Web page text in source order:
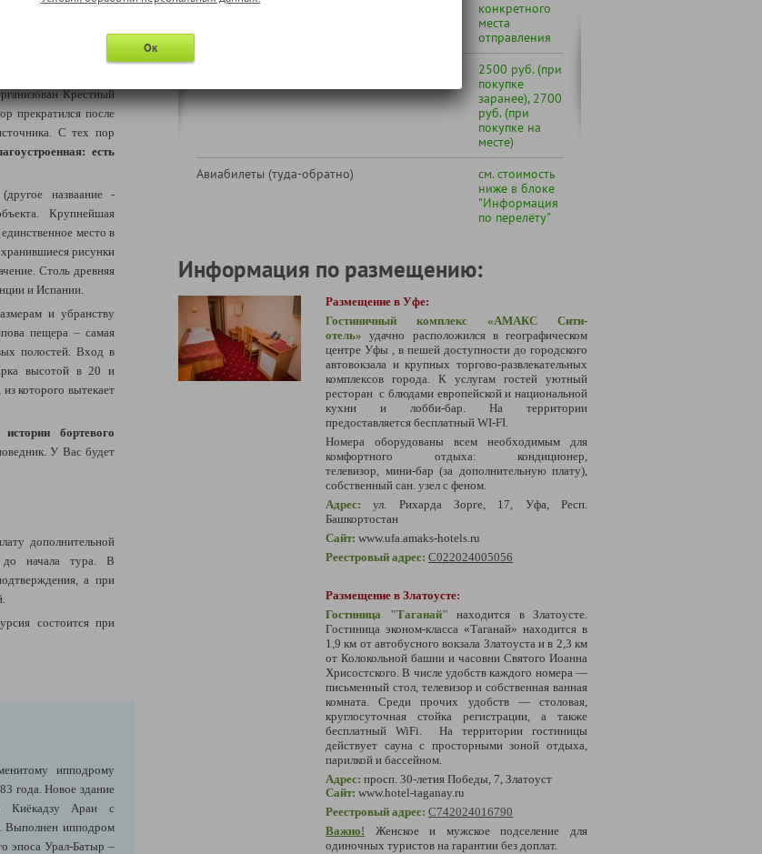
XIX века, в
косила всех подряд.
Крестный
прекратился после
С тех пор
есть
(другое назваание -
Крупнейшая
место в
рисунки
Столь древняя
и Испании.
и убранству
пещера – самая
полостей. Вход в
высотой в 20 и
которого вытекает
бортевого
У Вас будет
дополнительной
до начала тура. В
а при
состоится при
ипподрому
года. Новое здание
Киёкадзу Араи с
Выполнен ипподром
эпоса Урал-Батыр –
обслуживанию")
конкретного
места
отправления
2500 руб. (при
покупке
заранее), 2700
руб. (при
покупке на
месте)
Авиабилеты (туда-обратно)
см. стоимость
ниже в блоке
"Информация
по перелёту"
Информация по размещению:
Размещение в Уфе:
Гостиничный комплекс
«АМАКС Сити-
отель»
удачно расположился в географическом
центре Уфы , в пешей доступности до городского
автовокзала и крупных торгово-развлекательных
комплексов города. К услугам гостей уютный
ресторан с блюдами европейской и национальной
кухни и лобби-бар. На территории
предоставляется бесплатный WI-FI.
Номера оборудованы всем необходимым для
комфортного отдыха: кондиционер,
телевизор, мини-бар (за дополнительную плату),
собственный сан. узел с феном.
Адрес:
ул. Рихарда Зорге, 17, Уфа, Респ.
Башкортостан
Сайт: www.ufa.amaks-hotels.ru
Реестровый адрес: С022024005056
Размещение в Златоусте:
Гостиница "Таганай" находится в Златоусте.
Гостиница эконом-класса «Таганай» находится в
1,9 км от автобусного вокзала Златоуста и в 2,3 км
от Колокольной башни и часовни Святого Иоанна
Хрисостского. В числе удобств каждого номера —
письменный стол, телевизор и собственная ванная
комната. Среди прочих удобств — столовая,
круглосуточная стойка регистрации, а также
бесплатный WiFi.На территории гостиницы
действует сауна с просторными зоной отдыха,
парилкой и бассейном.
Адрес: просп. 30-летия Победы, 7, Златоуст
Сайт: www.hotel-taganay.ru
Реестровый адрес: С742024016790
Важно!
Женское и мужское подселение для
одиночных туристов на гарантии без доплат.
Ок